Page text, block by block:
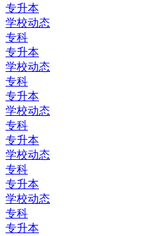
专升本
学校动态
专科
专升本
学校动态
专科
专升本
学校动态
专科
专升本
学校动态
专科
专升本
学校动态
专科
专升本